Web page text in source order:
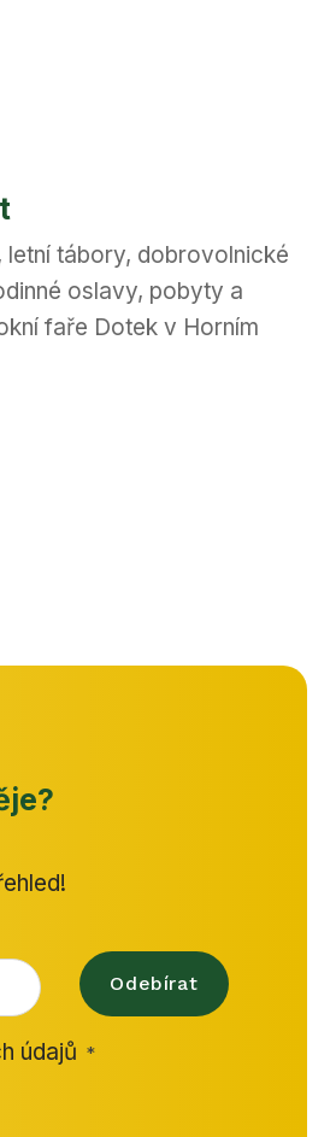
letní tábory, dobrovolnické
oslavy, pobyty a
faře Dotek v Horním
Odebírat
údajů *